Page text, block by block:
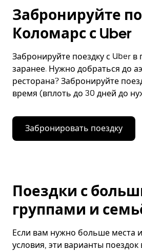
Забронируйте
Коломарс с Uber
Забронируйте поездку с Uber в
заранее. Нужно добраться до
ресторана? Забронируйте
время (вплоть до 30 дней до
Забронировать поездку
Поездки с
группами и
Если вам нужно больше места
условия, эти варианты